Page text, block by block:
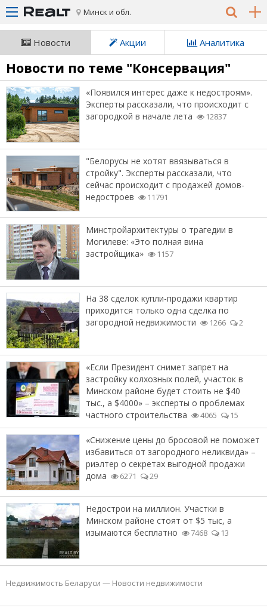
Минск и обл.
Новости Акции Аналитика
Новости по теме "Консервация"
«Появился интерес даже к недостроям».
Эксперты рассказали, что происходит с
загородкой в начале лета
12837
"Белорусы не хотят ввязываться в
стройку". Эксперты рассказали, что
сейчас происходит с продажей домов-
недостроев
11791
Минстройархитектуры о трагедии в
Могилеве: «Это полная вина
застройщика»
1157
На 38 сделок купли-продажи квартир
приходится только одна сделка по
загородной недвижимости
1266 2
«Если Президент снимет запрет на
застройку колхозных полей, участок в
Минском районе будет стоить не $40
тыс., а $4000» – эксперты о проблемах
частного строительства
4065 15
«Снижение цены до бросовой не поможет
избавиться от загородного неликвида» –
риэлтер о секретах выгодной продажи
дома
6271 29
Недострои на миллион. Участки в
Минском районе стоят от $5 тыс, а
изымаются бесплатно
7468 13
Недвижимость Беларуси — Новости недвижимости